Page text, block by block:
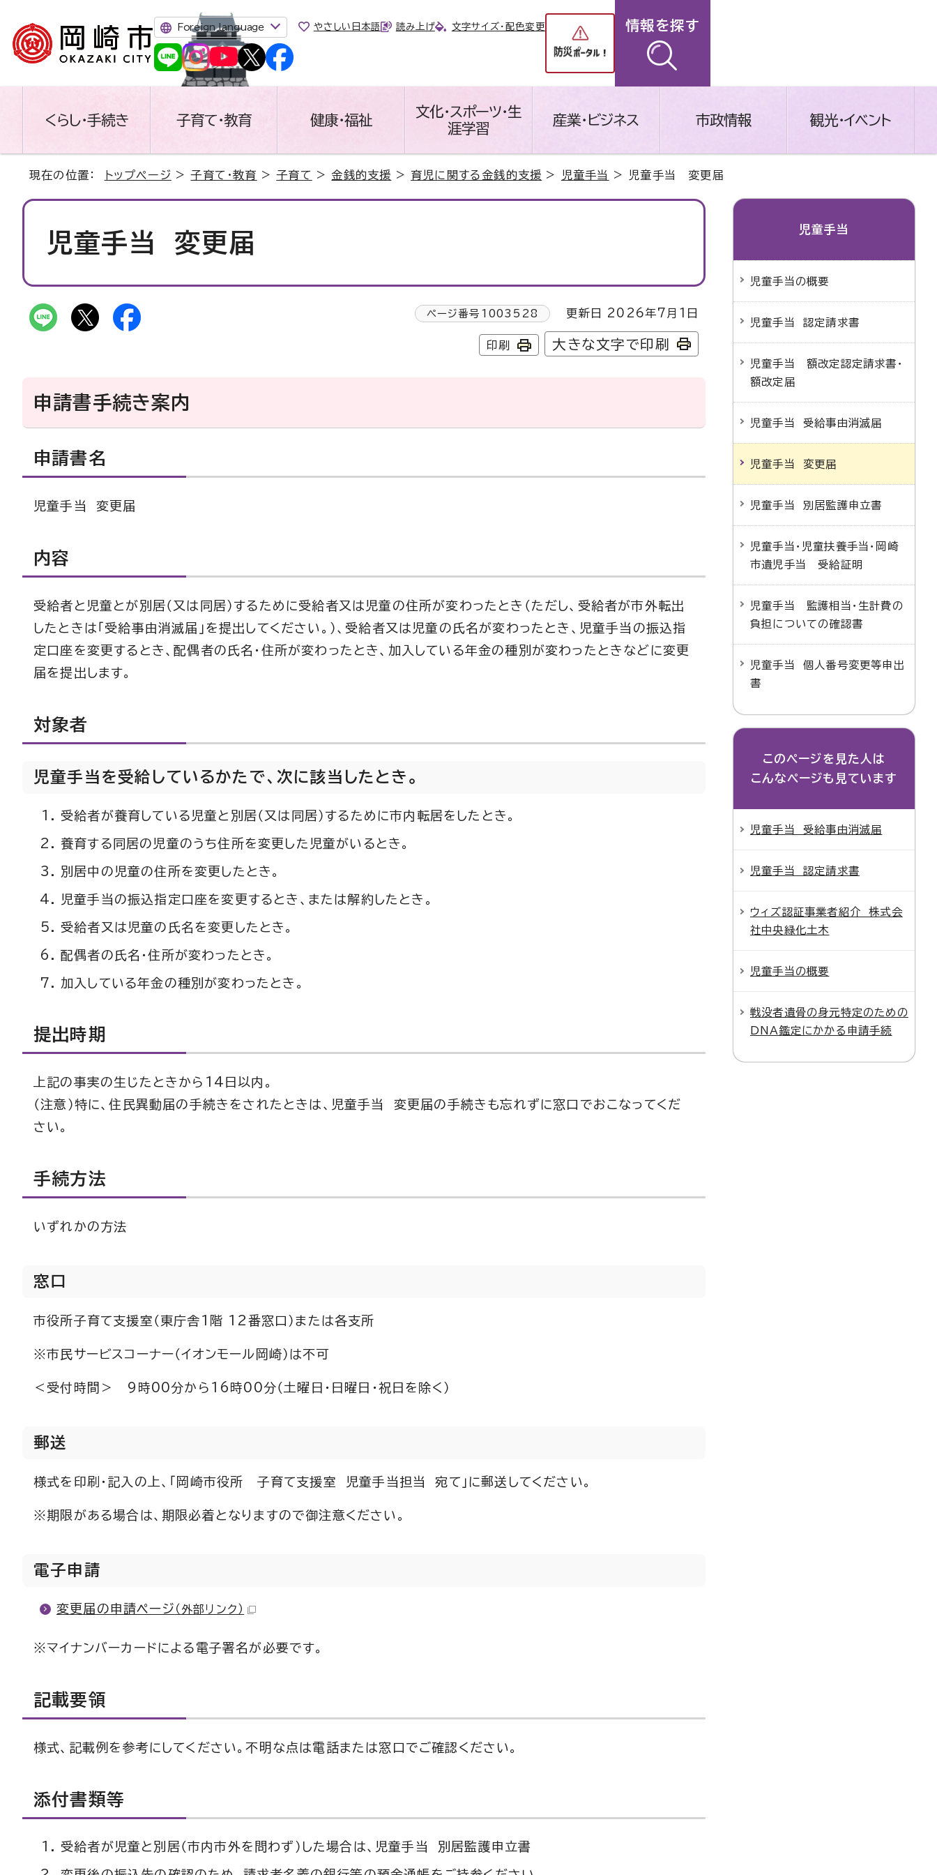
Foreign language やさしい日本語 読み上げ 文字サイズ・配色変更 情報を探す
くらし・手続き 子育て・教育 健康・福祉
文化・スポーツ・生
涯学習
産業・ビジネス 市政情報 観光・イベント
現在の位置： トップページ >子育て・教育 >子育て >金銭的支援 > 育児に関する金銭的支援 > 児童手当 > 児童手当 変更届
児童手当 変更届
ページ番号 1003528 更新日 2026年7月1日
印刷 大きな文字で印刷
申請書手続き案内
申請書名
児童手当 変更届
内容
受給者と児童とが別居（又は同居）するために受給者又は児童の住所が変わったとき（ただし、受給者が市外転出
したときは「受給事由消滅届」を提出してください。）、受給者又は児童の氏名が変わったとき、児童手当の振込指
定口座を変更するとき、配偶者の氏名・住所が変わったとき、加入している年金の種別が変わったときなどに変更
届を提出します。
対象者
児童手当を受給しているかたで、次に該当したとき。
受給者が養育している児童と別居（又は同居）するために市内転居をしたとき。
養育する同居の児童のうち住所を変更した児童がいるとき。
別居中の児童の住所を変更したとき。
児童手当の振込指定口座を変更するとき、または解約したとき。
受給者又は児童の氏名を変更したとき。
配偶者の氏名・住所が変わったとき。
加入している年金の種別が変わったとき。
提出時期
上記の事実の生じたときから14日以内。
（注意）特に、住民異動届の手続きをされたときは、児童手当 変更届の手続きも忘れずに窓口でおこなってくだ
さい。
手続方法
いずれかの方法
窓口
市役所子育て支援室（東庁舎1階 12番窓口）または各支所
※市民サービスコーナー（イオンモール岡崎）は不可
＜受付時間＞ 9時00分から16時00分（土曜日・日曜日・祝日を除く）
郵送
様式を印刷・記入の上、「岡崎市役所 子育て支援室 児童手当担当 宛て」に郵送してください。
※期限がある場合は、期限必着となりますので御注意ください。
電子申請
変更届の申請ページ （外部リンク）
※マイナンバーカードによる電子署名が必要です。
記載要領
様式、記載例を参考にしてください。不明な点は電話または窓口でご確認ください。
添付書類等
受給者が児童と別居（市内市外を問わず）した場合は、児童手当 別居監護申立書
児童手当
児童手当の概要
児童手当 認定請求書
児童手当 額改定認定請求書・
額改定届
児童手当 受給事由消滅届
児童手当 変更届
児童手当 別居監護申立書
児童手当・児童扶養手当・岡崎
市遺児手当 受給証明
児童手当 監護相当・生計費の
負担についての確認書
児童手当 個人番号変更等申出
書
このページを見た人は
こんなページも見ています
児童手当 受給事由消滅届
児童手当 認定請求書
ウィズ認証事業者紹介 株式会
社中央緑化土木
児童手当の概要
戦没者遺骨の身元特定のための
DNA鑑定にかかる申請手続